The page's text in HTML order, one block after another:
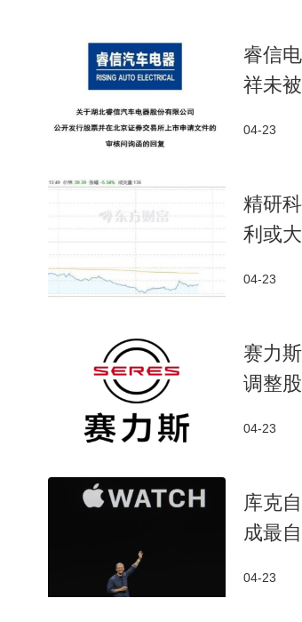
学成本在AI产业占比持续攀升，近两
市场，终将破灭。对抗泡沫的关键是
芯片的外部依赖，以及苏州能否将产
程才刚刚开始。
睿信
祥未
04-23
精研
利或
04-23
赛力
调整
04-23
库克
成最
04-23